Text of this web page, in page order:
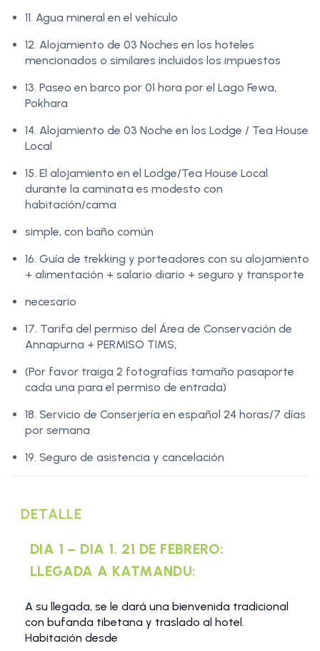
11. Agua mineral en el vehículo
12. Alojamiento de 03 Noches en los hoteles
mencionados o similares incluidos los impuestos
13. Paseo en barco por 01 hora por el Lago Fewa,
Pokhara
14. Alojamiento de 03 Noche en los Lodge / Tea House
Local
15. El alojamiento en el Lodge/Tea House Local
durante la caminata es modesto con
habitación/cama
simple, con baño común
16. Guía de trekking y porteadores con su alojamiento
+ alimentación + salario diario + seguro y transporte
necesario
17. Tarifa del permiso del Área de Conservación de
Annapurna + PERMISO TIMS,
(Por favor traiga 2 fotografías tamaño pasaporte
cada una para el permiso de entrada)
18. Servicio de Conserjería en español 24 horas/7 días
por semana
19. Seguro de asistencia y cancelación
DETALLE
DIA 1 – DIA 1. 21 DE FEBRERO:
LLEGADA A KATMANDU:
A su llegada, se le dará una bienvenida tradicional
con bufanda tibetana y traslado al hotel.
Habitación desde